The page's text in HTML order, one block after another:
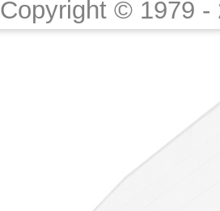
Copyright © 1979 -